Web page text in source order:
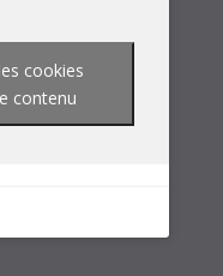
cookies
contenu